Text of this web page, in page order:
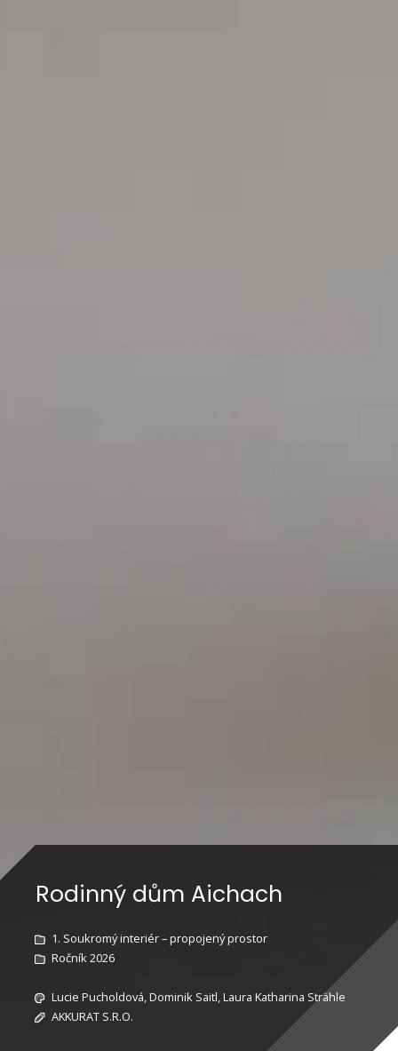
Rodinný dům Aichach
1. Soukromý interiér – propojený prostor
Ročník 2026
Lucie Pucholdová, Dominik Saitl, Laura Katharina Strähle
AKKURAT S.R.O.